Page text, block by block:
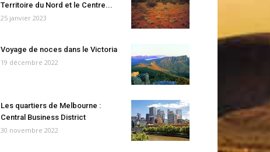
Territoire du Nord et le Centre...
25 janvier 2023
Voyage de noces dans le Victoria
19 décembre 2022
Les quartiers de Melbourne :
Central Business District
30 novembre 2022